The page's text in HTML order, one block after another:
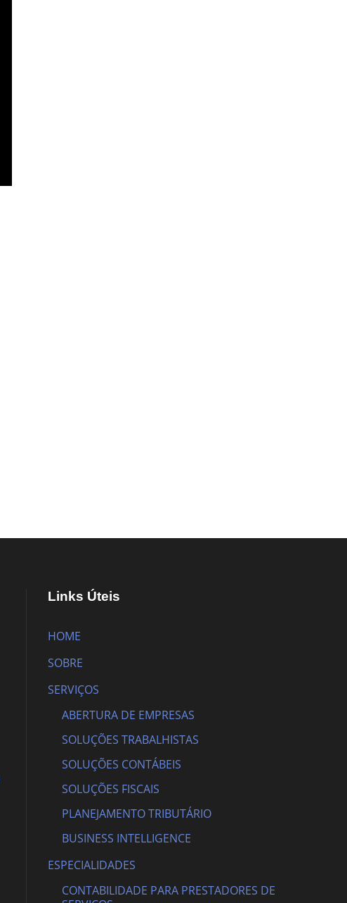
Links Úteis
HOME
SOBRE
SERVIÇOS
ABERTURA DE EMPRESAS
SOLUÇÕES TRABALHISTAS
SOLUÇÕES CONTÁBEIS
SOLUÇÕES FISCAIS
PLANEJAMENTO TRIBUTÁRIO
BUSINESS INTELLIGENCE
ESPECIALIDADES
CONTABILIDADE PARA PRESTADORES DE